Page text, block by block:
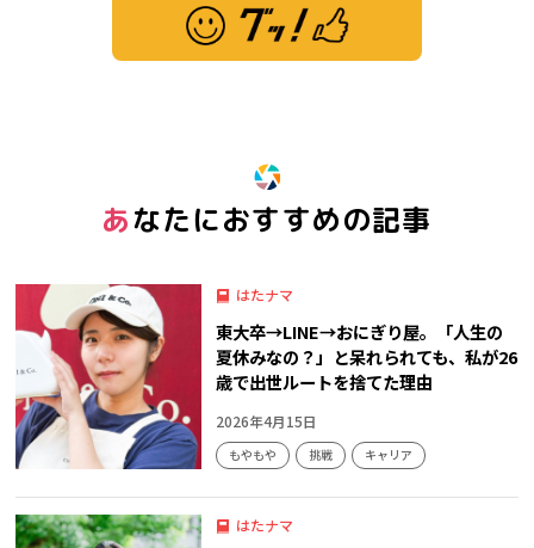
あなたにおすすめの記事
はたナマ
東大卒→LINE→おにぎり屋。「人生の
夏休みなの？」と呆れられても、私が26
歳で出世ルートを捨てた理由
2026年4月15日
もやもや 挑戦 キャリア
はたナマ